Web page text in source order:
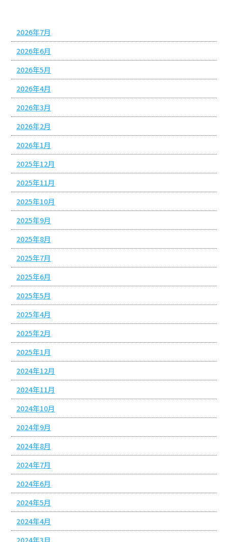
2026年7月
2026年6月
2026年5月
2026年4月
2026年3月
2026年2月
2026年1月
2025年12月
2025年11月
2025年10月
2025年9月
2025年8月
2025年7月
2025年6月
2025年5月
2025年4月
2025年2月
2025年1月
2024年12月
2024年11月
2024年10月
2024年9月
2024年8月
2024年7月
2024年6月
2024年5月
2024年4月